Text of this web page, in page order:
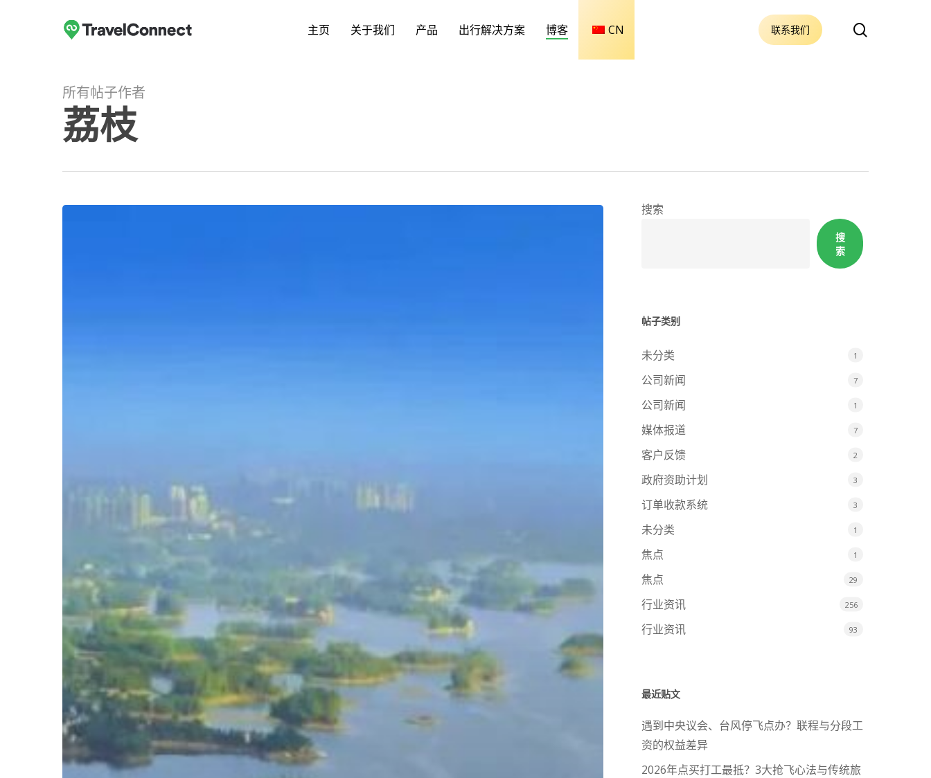
按 Enter 进行搜索或按 ESC 关闭
主页 关于我们 产品 出行解决方案 博客 CN 联系我们
索
所有帖子作者
荔枝
搜索
搜
索
帖子类别
未分类 1
公司新闻 7
公司新闻 1
媒体报道 7
客户反馈 2
政府资助计划 3
订单收款系统 3
未分类 1
焦点 1
焦点 29
行业资讯 256
行业资讯 93
最近贴文
遇到中央议会、台风停飞点办？联程与分段工
资的权益差异
2026年点买打工最抵？3大抢飞心法与传统旅